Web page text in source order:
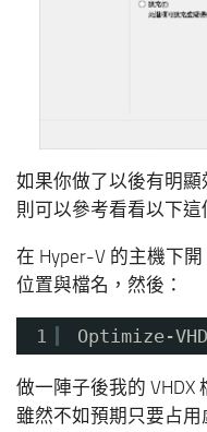
如果你做了以後有明
則可以參考看看以下這
在 Hyper-V 的主機下
位置與檔名，然後：
1 Optimize-
做一陣子後我的 VHDX
雖然不如預期只要占用